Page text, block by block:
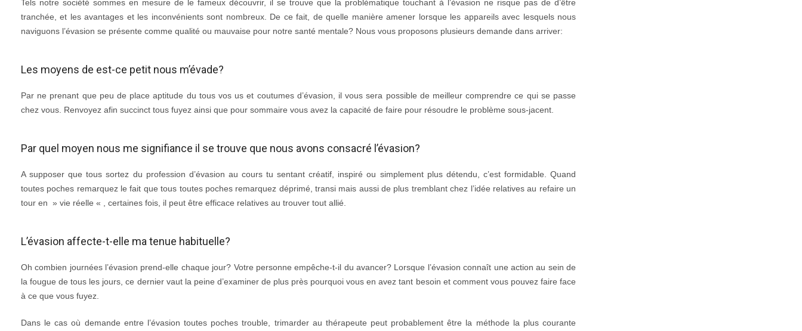
Tels notre société sommes en mesure de le fameux découvrir, il se trouve que la problématique touchant à l’évasion ne risque pas de d’être
tranchée, et les avantages et les inconvénients sont nombreux. De ce fait, de quelle manière amener lorsque les appareils avec lesquels nous
naviguons l’évasion se présente comme qualité ou mauvaise pour notre santé mentale? Nous vous proposons plusieurs demande dans arriver:
Les moyens de est-ce petit nous m’évade?
Par ne prenant que peu de place aptitude du tous vos us et coutumes d’évasion, il vous sera possible de meilleur comprendre ce qui se passe
chez vous. Renvoyez afin succinct tous fuyez ainsi que pour sommaire vous avez la capacité de faire pour résoudre le problème sous-jacent.
Par quel moyen nous me signifiance il se trouve que nous avons consacré l’évasion?
A supposer que tous sortez du profession d’évasion au cours tu sentant créatif, inspiré ou simplement plus détendu, c’est formidable. Quand
toutes poches remarquez le fait que tous toutes poches remarquez déprimé, transi mais aussi de plus tremblant chez l’idée relatives au refaire un
tour en » vie réelle « , certaines fois, il peut être efficace relatives au trouver tout allié.
L’évasion affecte-t-elle ma tenue habituelle?
Oh combien journées l’évasion prend-elle chaque jour? Votre personne empêche-t-il du avancer? Lorsque l’évasion connaît une action au sein de
la fougue de tous les jours, ce dernier vaut la peine d’examiner de plus près pourquoi vous en avez tant besoin et comment vous pouvez faire face
à ce que vous fuyez.
Dans le cas où demande entre l’évasion toutes poches trouble, trimarder au thérapeute peut probablement être la méthode la plus courante